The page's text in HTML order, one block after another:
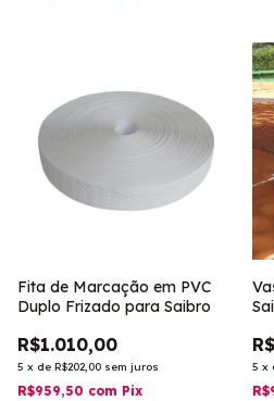
Fita de Marcação em PVC
Duplo Frizado para Saibro
R$1.010,00
5 x de R$202,00 sem juros
R$959,50 com Pix
5 x